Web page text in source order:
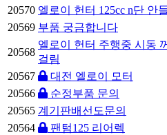
20570 엘로이 헌터 125cc n단 안
20569 부품 궁금합니다
20568
엘로이 헌터 주행중 시동
걸림
20567 대전 엘로이 모터
20566
순정부품 문의
20565 계기판배선도문의
20564
팬텀125 리어렉